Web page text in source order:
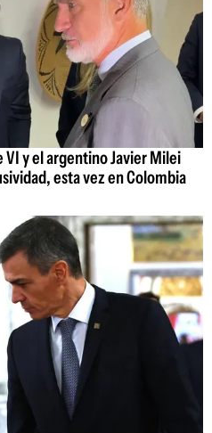
VI y el argentino Javier Milei
esta vez en Colombia